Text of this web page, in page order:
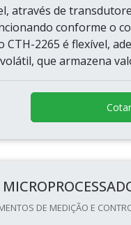
através de
conforme o
CTH-2265 é flexível,
que armazena
DE MEDIÇÃO E